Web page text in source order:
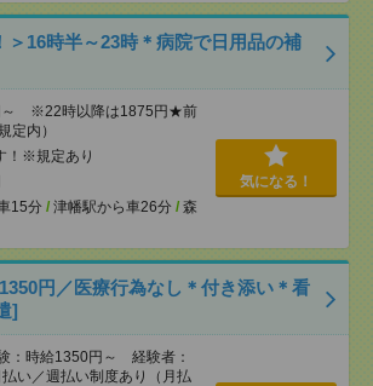
＞16時半～23時＊病院で日用品の補
～ ※22時以降は1875円★前
定内）
！※規定あり
15分 / 津幡駅から車26分 / 森
気になる！
円／医療行為なし＊付き添い＊看
]
：時給1350円～ 経験者：
い／週払い制度あり（月払